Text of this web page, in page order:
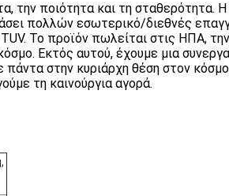
την ποιότητα και τη σταθερότητα.
πολλών εσωτερικό/διεθνές
Το προϊόν πωλείται στις ΗΠΑ,
Εκτός αυτού, έχουμε μια
πάντα στην κυριάρχη θέση στον
τη καινούργια αγορά.